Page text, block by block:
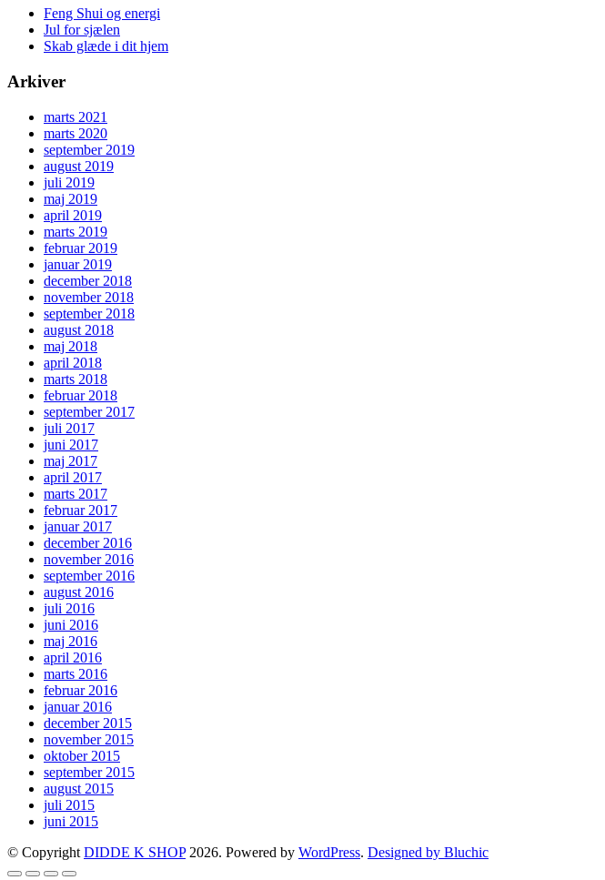
Feng Shui og energi
Jul for sjælen
Skab glæde i dit hjem
Arkiver
marts 2021
marts 2020
september 2019
august 2019
juli 2019
maj 2019
april 2019
marts 2019
februar 2019
januar 2019
december 2018
november 2018
september 2018
august 2018
maj 2018
april 2018
marts 2018
februar 2018
september 2017
juli 2017
juni 2017
maj 2017
april 2017
marts 2017
februar 2017
januar 2017
december 2016
november 2016
september 2016
august 2016
juli 2016
juni 2016
maj 2016
april 2016
marts 2016
februar 2016
januar 2016
december 2015
november 2015
oktober 2015
september 2015
august 2015
juli 2015
juni 2015
© Copyright DIDDE K SHOP2026. Powered by WordPress. Designed by Bluchic